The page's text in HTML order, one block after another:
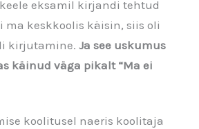
eksamil kirjandi tehtud
ma keskkoolis käisin, siis oli
kirjutamine.Ja see uskumus
käinud väga pikalt “Ma ei
koolitusel naeris koolitaja